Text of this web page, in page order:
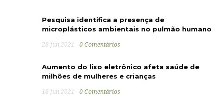
Pesquisa identifica a presença de
microplásticos ambientais no pulmão humano
28 jun 2021 0 Comentários
Aumento do lixo eletrônico afeta saúde de
milhões de mulheres e crianças
18 jun 2021 0 Comentários